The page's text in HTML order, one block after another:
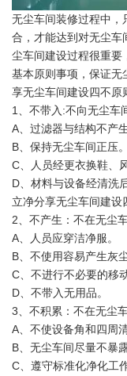
无尘车间装修过程中，
合，才能达到对无尘车
尘车间建设过程很重要
基本原则事项，保证无
享无尘车间建设四不原
1、不带入:不向无尘车
A、过滤器与结构不产
B、保持无尘车间正压。
C、人员经更衣换鞋、
D、材料与设备经清洗
立净分享无尘车间建设
2、不产生：不在无尘
A、人员应穿洁净服。
B、不使用容易产生灰
C、不进行不必要的移动
D、不带入无用品。
3、不积累：不在无尘
A、不使设备角和四周
B、无尘车间尽量不暴
C、遵守标准化净化工